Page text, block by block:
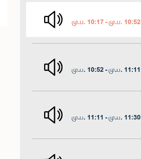
மு.ப. 10:17 - மு.ப. 10:52
மு.ப. 10:52 - மு.ப. 11:11
மு.ப. 11:11 - மு.ப. 11:30